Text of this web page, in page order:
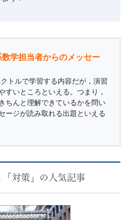
学担当者からのメッセー
トルで学習する内容だが，演習
すいところといえる。つまり，
ちんと理解できているかを問い
ージが読み取れる出題といえる
「対策」の人気記事